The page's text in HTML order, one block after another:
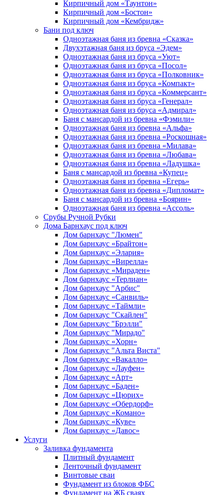
Кирпичный дом «Таунтон»
Кирпичный дом «Бостон»
Кирпичный дом «Кембридж»
Бани под ключ
Одноэтажная баня из бревна «Сказка»
Двухэтажная баня из бруса «Эдем»
Одноэтажная баня из бруса «Уют»
Одноэтажная баня из бруса «Посол»
Одноэтажная баня из бруса «Полковник»
Одноэтажная баня из бруса «Компакт»
Одноэтажная баня из бруса «Коммерсант»
Одноэтажная баня из бруса «Генерал»
Одноэтажная баня из бруса «Адмирал»
Баня с мансардой из бревна «Фэмили»
Одноэтажная баня из бревна «Альфа»
Одноэтажная баня из бревна «Роскошная»
Одноэтажная баня из бревна «Милава»
Одноэтажная баня из бревна «Любава»
Одноэтажная баня из бревна «Ладушка»
Баня с мансардой из бревна «Купец»
Одноэтажная баня из бревна «Егерь»
Одноэтажная баня из бревна «Дипломат»
Баня с мансардой из бревна «Боярин»
Одноэтажная баня из бревна «Ассоль»
Срубы Ручной Рубки
Дома Барнхаус под ключ
Дом барнхаус "Люмен"
Дом барнхаус «Брайтон»
Дом барнхаус «Элария»
Дом барнхаус «Вирелла»
Дом барнхаус «Мираден»
Дом барнхаус «Терлиан»
Дом барнхаус "Арбис"
Дом барнхаус «Санвиль»
Дом барнхаус «Таймли»
Дом барнхаус "Скайлен"
Дом барнхаус "Брэлли"
Дом барнхаус "Мирадо"
Дом барнхаус «Хорн»
Дом барнхаус "Альта Виста"
Дом барнхаус «Вакалло»
Дом барнхаус «Лауфен»
Дом барнхаус «Арт»
Дом барнхаус «Баден»
Дом барнхаус «Цюрих»
Дом барнхаус «Обердорф»
Дом барнхаус «Комано»
Дом барнхаус «Куве»
Дом барнхаус «Давос»
Услуги
Заливка фундамента
Плитный фундамент
Ленточный фундамент
Винтовые сваи
Фундамент из блоков ФБС
Фундамент на ЖБ сваях